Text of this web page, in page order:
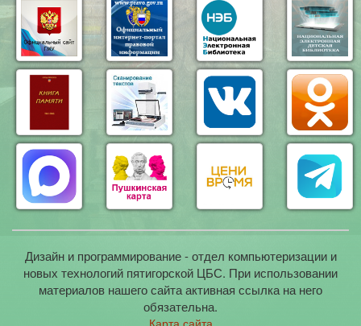
Дизайн и программирование - отдел компьютеризации и
новых технологий пятигорской ЦБС. При использовании
материалов нашего сайта активная ссылка на него
обязательна.